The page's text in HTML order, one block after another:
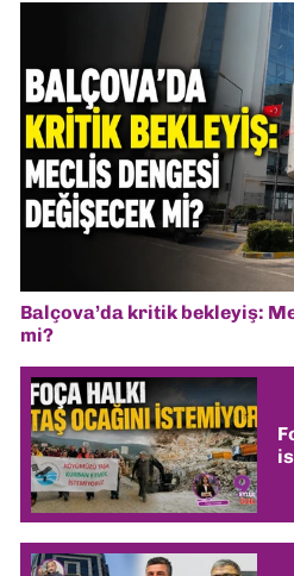
Balçova’da kritik bekleyiş:
mi?